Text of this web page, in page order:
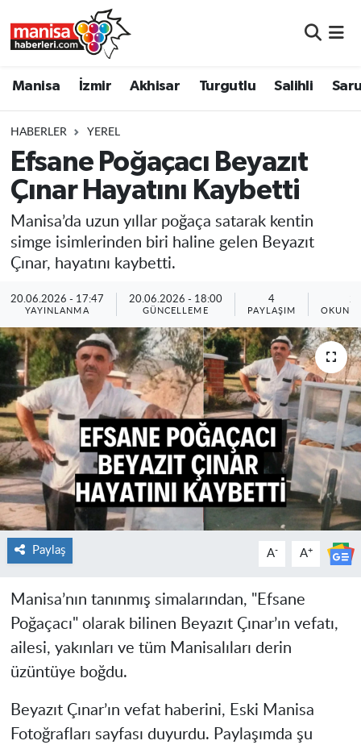
Manisa İzmir Akhisar Turgutlu Salihli
HABERLER YEREL
Efsane Poğaçacı Beyazıt
Çınar Hayatını Kaybetti
Manisa’da uzun yıllar poğaça satarak kentin
simge isimlerinden biri haline gelen Beyazıt
Çınar, hayatını kaybetti.
20.06.2026 - 17:47
YAYINLANMA
20.06.2026 - 18:00
GÜNCELLEME
4
PAYLAŞIM
Paylaş A- A+
Manisa’nın tanınmış simalarından, "Efsane
Poğaçacı" olarak bilinen Beyazıt Çınar’ın vefatı,
ailesi, yakınları ve tüm Manisalıları derin
üzüntüye boğdu.
Beyazıt Çınar’ın vefat haberini, Eski Manisa
Fotoğrafları sayfası duyurdu. Paylaşımda şu
Turgutlu
Salihli
Saruhanlı
Soma
Resmi İlanlar
Manisa Nöbetçi Eczaneler
Manisa Trafik Yoğunluk Haritası
Süper Lig Puan Durumu ve Fikstür
Tüm Manşetler
Son Dakika Haberleri
Haber Arşivi